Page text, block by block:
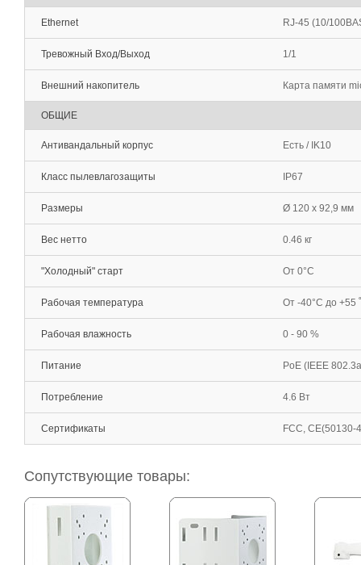
Ethernet RJ-45 (10/
Тревожный Вход/Выход 1/1
Внешний накопитель Карта памяти
ОБЩИЕ
Антивандальный корпус Есть / IK10
Класс пылевлагозащиты IP67
Размеры Ø 120 x 92,9 мм
Вес нетто 0.46 кг
"Холодный" старт От 0°С
Рабочая температура От -40°С до +55
Рабочая влажность 0 - 90 %
Питание PoE (IEEE
Потребление 4.6 Вт
Сертификаты FCC, CE(50130-
Сопутствующие товары: